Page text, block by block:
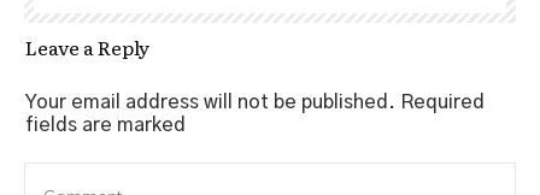
Leave a Reply
Your email address will not be published. Required
fields are marked